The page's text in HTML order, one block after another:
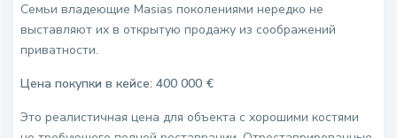
Семьи владеющие Masias поколениями нередко не
выставляют их в открытую продажу из соображений
приватности.
Цена покупки в кейсе: 400 000 €
Это реалистичная цена для объекта с хорошими костями